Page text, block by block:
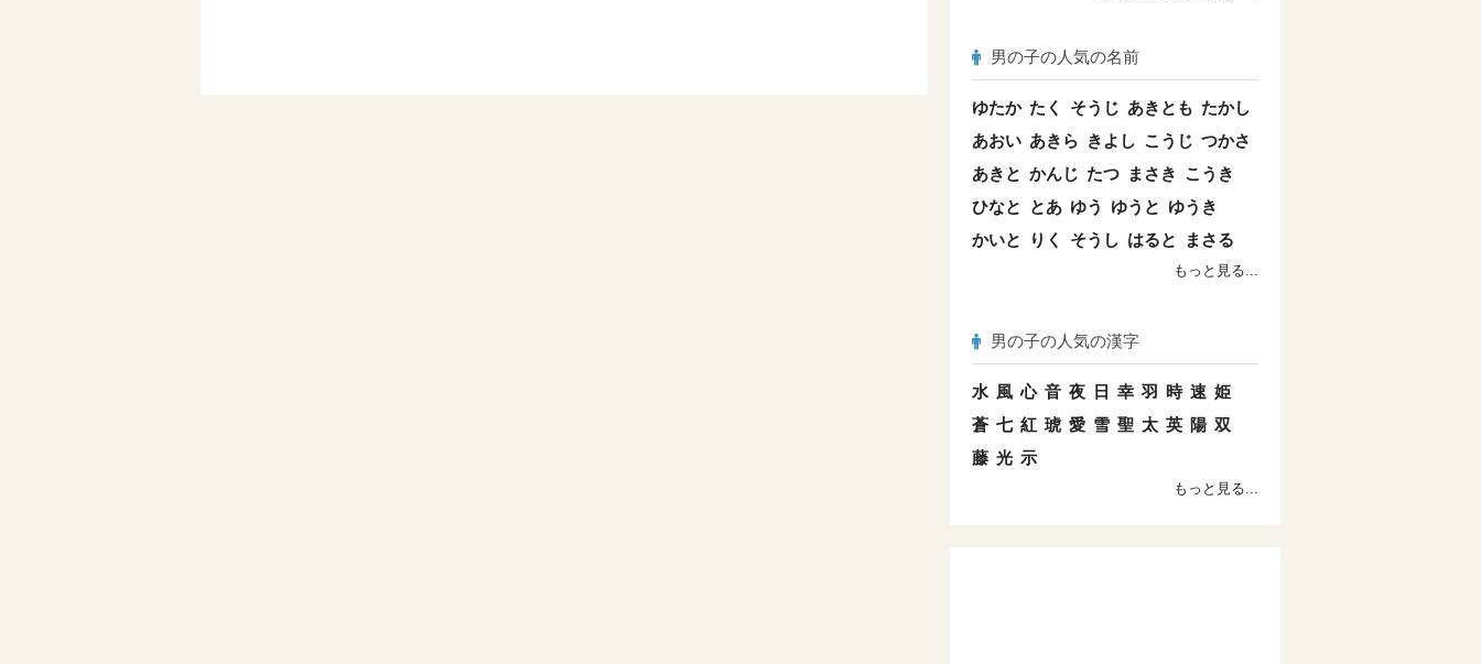
男の子の人気の名前
ゆたか たく そうじ あきとも たかし
あおい あきら きよし こうじ つかさ
あきと かんじ たつ まさき こうき
ひなと
とあ ゆう ゆうと ゆうき
かいと
りく そうし はると まさる
もっと見る...
男の子の人気の漢字
水 風 心 音 夜 日 幸 羽 時 速 姫
蒼 七 紅 琥 愛 雪 聖 太 英 陽 双
藤 光 示
もっと見る...